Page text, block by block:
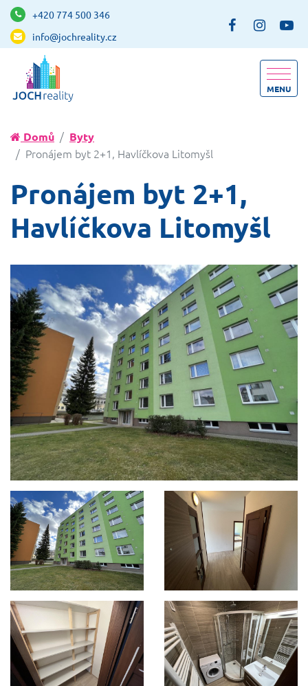
+420 774 500 346
info@jochreality.cz
MENU
Domů Byty
Pronájem byt 2+1, Havlíčkova Litomyšl
Pronájem byt 2+1,
Havlíčkova Litomyšl